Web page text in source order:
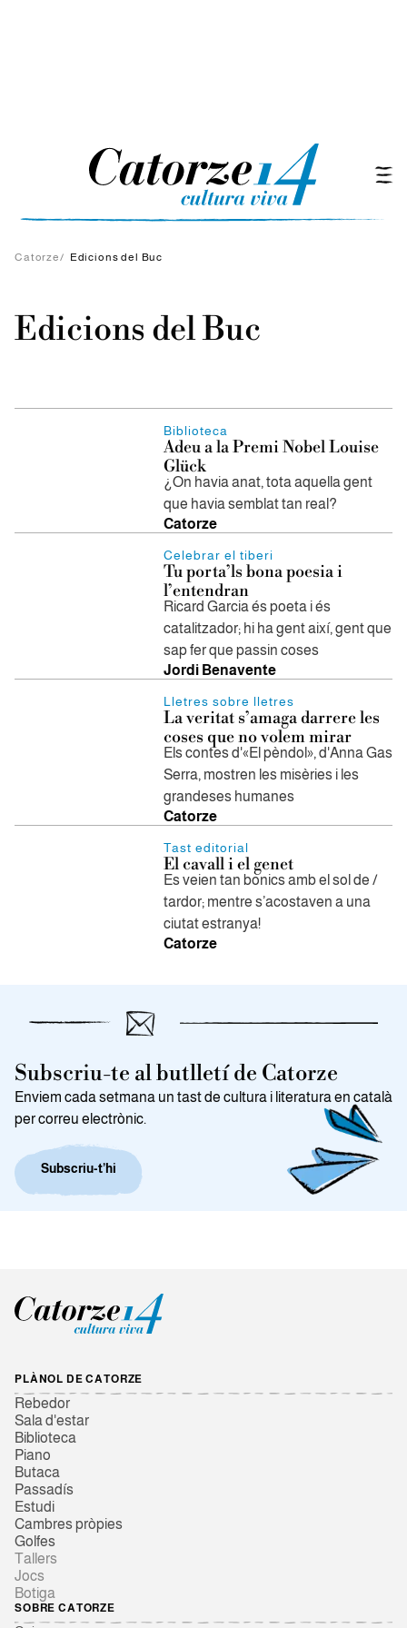
Catorze/ Edicions del Buc
Edicions del Buc
Biblioteca
Adeu a la Premi Nobel Louise
Glück
¿On havia anat, tota aquella gent
que havia semblat tan real?
Catorze
Celebrar el tiberi
Tu porta’ls bona poesia i
l’entendran
Ricard Garcia és poeta i és
catalitzador; hi ha gent així, gent que
sap fer que passin coses
Jordi Benavente
Lletres sobre lletres
La veritat s’amaga darrere les
coses que no volem mirar
Els contes d'«El pèndol», d'Anna Gas
Serra, mostren les misèries i les
grandeses humanes
Catorze
Tast editorial
El cavall i el genet
Es veien tan bonics amb el sol de /
tardor; mentre s’acostaven a una
ciutat estranya!
Catorze
Subscriu-te al butlletí de Catorze
Enviem cada setmana un tast de cultura i literatura en català
per correu electrònic.
Subscriu-t’hi
PLÀNOL DE CATORZE
Rebedor
Sala d'estar
Biblioteca
Piano
Butaca
Passadís
Estudi
Cambres pròpies
Golfes
Tallers
Jocs
Botiga
SOBRE CATORZE